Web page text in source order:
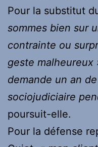
Pour la substitut
sommes bien sur
contrainte ou
geste malheureux
demande un an
sociojudiciaire
poursuit-elle.
Pour la défense